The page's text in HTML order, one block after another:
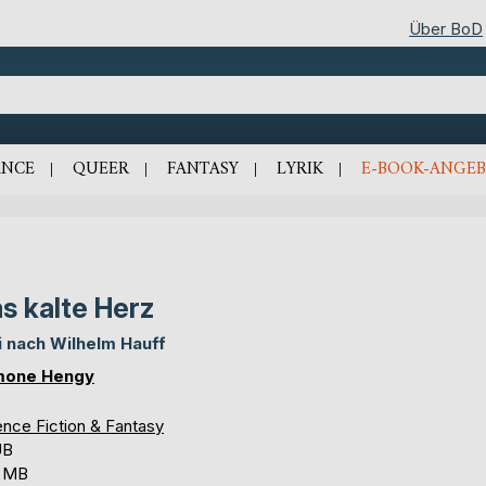
Über BoD
QUEER FANTASY LYRIK E-BOOK-
kalte Herz
nach Wilhelm Hauff
Hengy
Fiction & Fantasy
MB